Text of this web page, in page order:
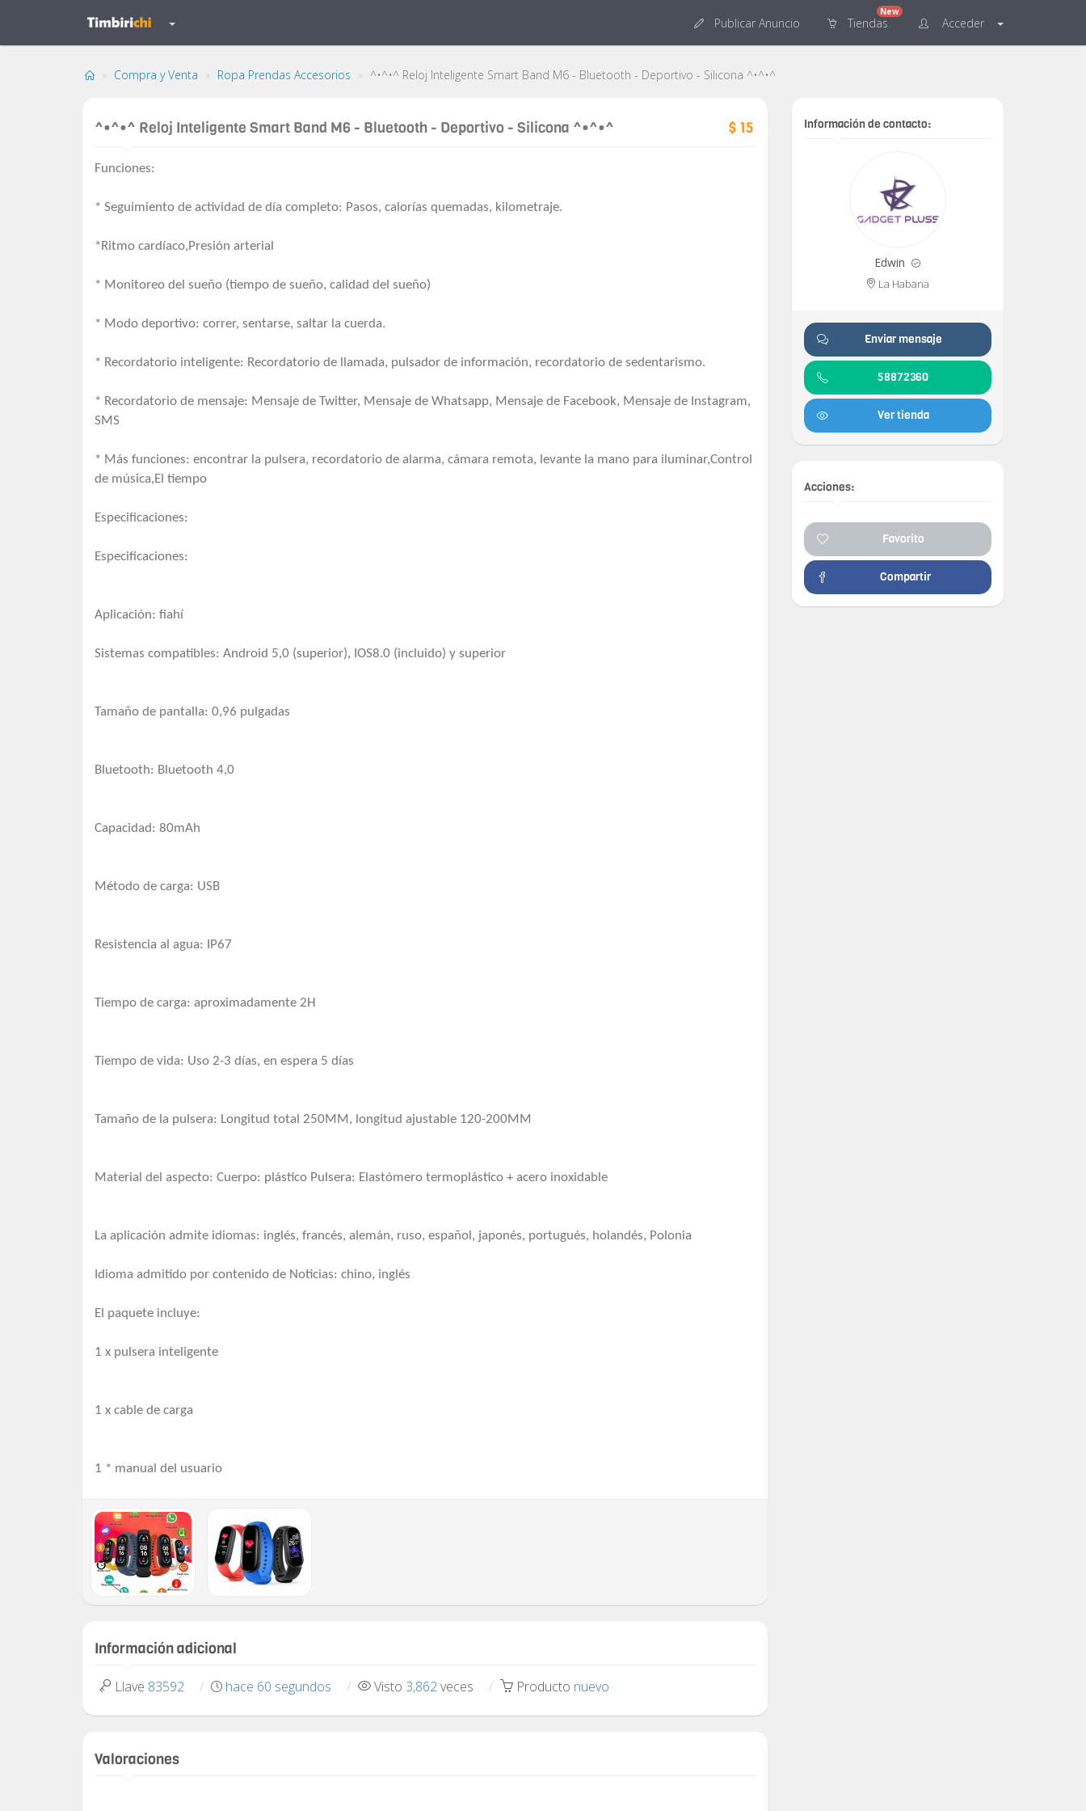
Publicar Anuncio Tiendas
New
Acceder
Compra y Venta Ropa Prendas Accesorios ^•^•^ Reloj Inteligente Smart Band M6 - Bluetooth - Deportivo - Silicona ^•^•^
^•^•^ Reloj Inteligente Smart Band M6 - Bluetooth - Deportivo - Silicona ^•^•^ $ 15
Funciones:
* Seguimiento de actividad de día completo: Pasos, calorías quemadas, kilometraje.
*Ritmo cardíaco,Presión arterial
* Monitoreo del sueño (tiempo de sueño, calidad del sueño)
* Modo deportivo: correr, sentarse, saltar la cuerda.
* Recordatorio inteligente: Recordatorio de llamada, pulsador de información, recordatorio de sedentarismo.
* Recordatorio de mensaje: Mensaje de Twitter, Mensaje de Whatsapp, Mensaje de Facebook, Mensaje de Instagram,
SMS
* Más funciones: encontrar la pulsera, recordatorio de alarma, cámara remota, levante la mano para iluminar,Control
de música,El tiempo
Especificaciones:
Especificaciones:
Aplicación: fiahí
Sistemas compatibles: Android 5,0 (superior), IOS8.0 (incluido) y superior
Tamaño de pantalla: 0,96 pulgadas
Bluetooth: Bluetooth 4,0
Capacidad: 80mAh
Método de carga: USB
Resistencia al agua: IP67
Tiempo de carga: aproximadamente 2H
Tiempo de vida: Uso 2-3 días, en espera 5 días
Tamaño de la pulsera: Longitud total 250MM, longitud ajustable 120-200MM
Material del aspecto: Cuerpo: plástico Pulsera: Elastómero termoplástico + acero inoxidable
La aplicación admite idiomas: inglés, francés, alemán, ruso, español, japonés, portugués, holandés, Polonia
Idioma admitido por contenido de Noticias: chino, inglés
El paquete incluye:
1 x pulsera inteligente
1 x cable de carga
1 * manual del usuario
Información adicional
Llave 83592 hace 60 segundos Visto 3,862veces Producto nuevo
Valoraciones
Información de contacto:
Edwin
La Habana
Enviar mensaje
58872360
Ver tienda
Acciones:
Favorito
Compartir